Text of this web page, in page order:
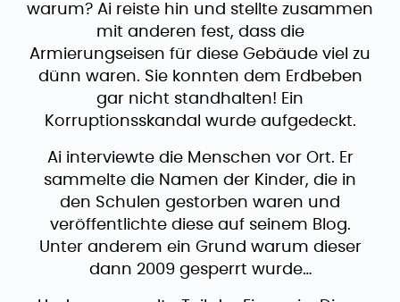
warum? Ai reiste hin und stellte zusammen
mit anderen fest, dass die
Armierungseisen für diese Gebäude viel zu
dünn waren. Sie konnten dem Erdbeben
gar nicht standhalten! Ein
Korruptionsskandal wurde aufgedeckt.
Ai interviewte die Menschen vor Ort. Er
sammelte die Namen der Kinder, die in
den Schulen gestorben waren und
veröffentlichte diese auf seinem Blog.
Unter anderem ein Grund warum dieser
dann 2009 gesperrt wurde…